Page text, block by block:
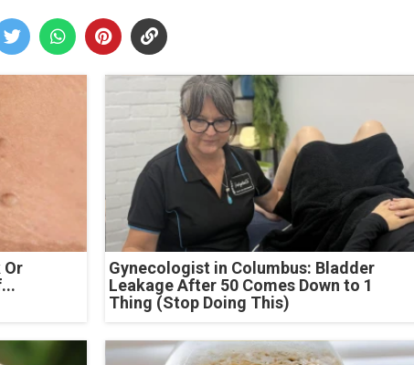
Or
Gynecologist in Columbus: Bladder
Leakage After 50 Comes Down to 1
Thing (Stop Doing This)